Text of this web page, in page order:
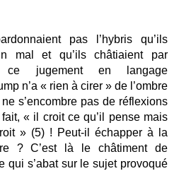
pas l’hybris qu’ils
mal et qu’ils châtiaient par
ce jugement en langage
n’a « rien à cirer » de l’ombre
s’encombre pas de réflexions
« il croit ce qu’il pense mais
» (5) ! Peut-il échapper à la
? C’est là le châtiment de
qui s’abat sur le sujet provoqué